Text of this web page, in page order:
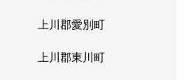
上川郡愛別町
上川郡東川町